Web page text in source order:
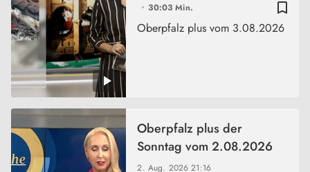
bookmark_border
30:03 Min.
Oberpfalz plus vom 3.08.2026
2. Aug. 202621:16
Oberpfalz plus der
Sonntag vom 2.08.2026